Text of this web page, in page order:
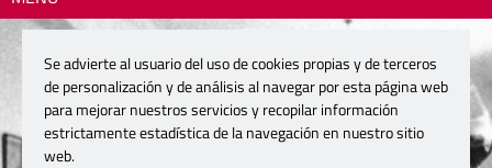
Se advierte al usuario del uso de cookies propias y de terceros
de personalización y de análisis al navegar por esta página web
para mejorar nuestros servicios y recopilar información
estrictamente estadística de la navegación en nuestro sitio
web.